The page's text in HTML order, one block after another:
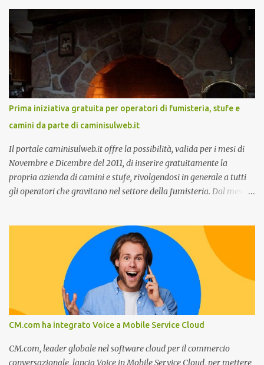
tramite WhatsApp Business ”. Il primo appuntamento è per le ore
14:30 con Cristina Parigi, Country Manager di CM.com Italia, che
terrà una presentazione dal titolo:” Il presente e futuro del
Customer care omnicanale: come incontrare le aspettative dei
clienti ”. I punti che verranno affrontati sono il Customer care, lo
stato dell’arte e i punti di miglioramento, quali i molteplici canali di
comunicazione e quali utilizzare in ottica di miglioramento, le
previsioni da oggi al 2030 su come rispondere alle aspettative del
c...
Prima iniziativa gratuita per operatori di fumisteria, stufe e
camini da parte di caminisulweb.it
Il portale caminisulweb.it offre la possibilità, valida per i mesi di
Novembre e Dicembre del 2011, di inserire gratuitamente la
propria azienda di camini e stufe, rivolgendosi in generale a tutti
gli operatori che gravitano nel settore della fumisteria. Dal mese di
impianti di riscaldamento, stufe e camini, e fumisteria in generale
offre la registrazione gratuita a vantaggio di tutte le aziende
operanti nel settore. E’ possibile infatti all’interno del sito inserire
gratuitamente i propri dati aziendali, indirizzi, recapiti, recensione
(che verrà corretta, migliorata e modificata all’occorrenza da
redattori specializzati), immagini dei prodotti e fino a un massimo
di 5 servizi e prodotti specificandone uno o più principali. Le
aziende vengono ordinate all’interno delle varie categorie in base a
un algoritmo di ordina...
CM.com ha integrato Voice a Mobile Service Cloud
CM.com, leader globale nel software cloud per il commercio
conversazionale, lancia Voice in Mobile Service Cloud, per mettere